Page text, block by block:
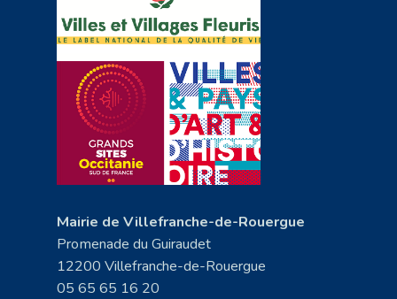
Mairie de Villefranche-de-Rouergue
Promenade du Guiraudet
12200 Villefranche-de-Rouergue
05 65 65 16 20